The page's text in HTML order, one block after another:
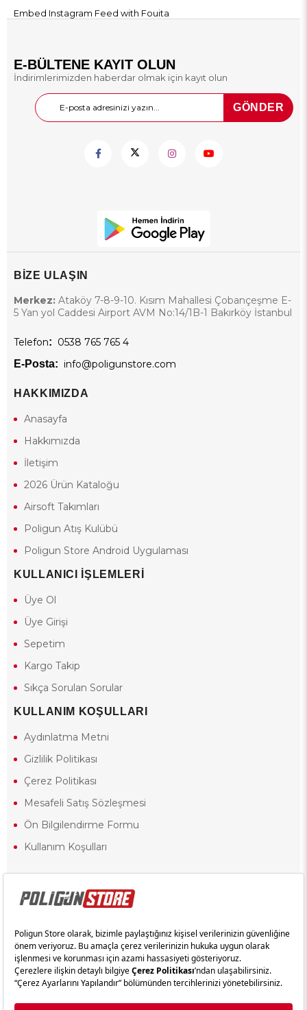
Embed Instagram Feed with Fouita
E-BÜLTENE KAYIT OLUN
İndirimlerimizden haberdar olmak için kayıt olun
GÖNDER
BİZE ULAŞIN
Merkez: Ataköy 7-8-9-10. Kısım Mahallesi Çobançeşme E-
5 Yan yol Caddesi Airport AVM No:14/1B-1 Bakırköy İstanbul
Telefon: 0538 765 765 4
E-Posta: info@poligunstore.com
HAKKIMIZDA
Anasayfa
Hakkımızda
İletişim
2026 Ürün Kataloğu
Airsoft Takımları
Poligun Atış Kulübü
Poligun Store Android Uygulaması
KULLANICI İŞLEMLERİ
Üye Ol
Üye Girişi
Sepetim
Kargo Takip
Sıkça Sorulan Sorular
KULLANIM KOŞULLARI
Aydınlatma Metni
Gizlilik Politikası
Çerez Politikası
Mesafeli Satış Sözleşmesi
Ön Bilgilendirme Formu
Kullanım Koşulları
18 yaşından küçük olduğunuz halde siteye girerseniz ve mesafeli satış
sözleşmesinde yer alan hükümlere ters düşerseniz, yaşla ilgili
kısıtlamalardan dolayı oluşabilecek herhangi bir durumda doğacak
yasal sorumluluk ve yükümlülükler tamamen tarafınıza ait olacak ve
Yasa gereği 18 yaşından küçük olanların sitemizi görüntülemesi ve
alışveriş yapmaları yasaktır. Konuyla ilgili olarak site kullanım
sözleşmemimizi okuyabilirsiniz.